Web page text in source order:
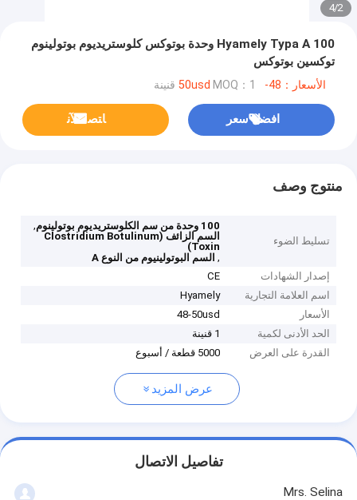
2
/
4
Hyamely Typa A 100 وحدة بوتوكس كلوستريديوم بوتولينوم
توكسين بوتوكس
الأسعار：48-50usd MOQ：1 قنينة
افضل سعر ﺎﺘﺼﻟ ﺍﻶﻧ
منتوج وصف
تسليط الضوء
100 وحدة من سم الكلوستريديوم بوتولينوم
,
السم الزائف (Clostridium Botulinum
Toxin)
, السم البوتولينيوم من النوع A
إصدار الشهادات
CE
اسم العلامة التجارية
Hyamely
الأسعار
48-50usd
الحد الأدنى لكمية
1 قنينة
القدرة على العرض
5000 قطعة / أسبوع
عرض المزيد
تفاصيل الاتصال
Mrs. Selina